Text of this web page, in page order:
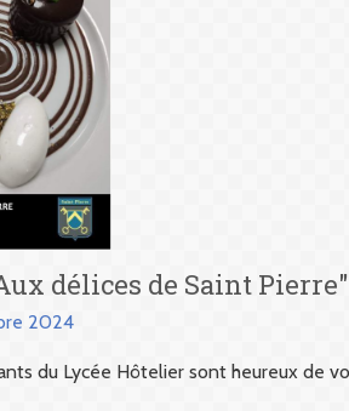
délices de Saint Pierre"
2024
du Lycée Hôtelier sont heureux de